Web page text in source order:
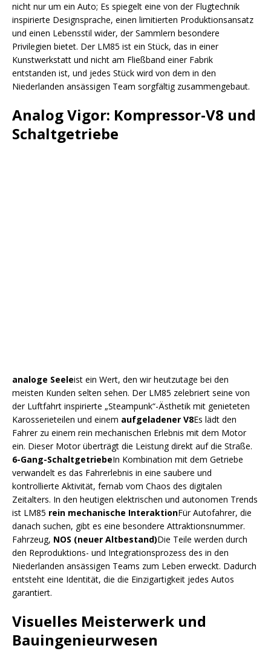
nicht nur um ein Auto; Es spiegelt eine von der Flugtechnik
inspirierte Designsprache, einen limitierten Produktionsansatz
und einen Lebensstil wider, der Sammlern besondere
Privilegien bietet. Der LM85 ist ein Stück, das in einer
Kunstwerkstatt und nicht am Fließband einer Fabrik
entstanden ist, und jedes Stück wird von dem in den
Niederlanden ansässigen Team sorgfältig zusammengebaut.
Analog Vigor: Kompressor-V8 und
Schaltgetriebe
analoge Seeleist ein Wert, den wir heutzutage bei den
meisten Kunden selten sehen. Der LM85 zelebriert seine von
der Luftfahrt inspirierte „Steampunk“-Ästhetik mit genieteten
Karosserieteilen und einem aufgeladener V8Es lädt den
Fahrer zu einem rein mechanischen Erlebnis mit dem Motor
ein. Dieser Motor überträgt die Leistung direkt auf die Straße.
6-Gang-SchaltgetriebeIn Kombination mit dem Getriebe
verwandelt es das Fahrerlebnis in eine saubere und
kontrollierte Aktivität, fernab vom Chaos des digitalen
Zeitalters. In den heutigen elektrischen und autonomen Trends
ist LM85 rein mechanische InteraktionFür Autofahrer, die
danach suchen, gibt es eine besondere Attraktionsnummer.
Fahrzeug, NOS (neuer Altbestand)Die Teile werden durch
den Reproduktions- und Integrationsprozess des in den
Niederlanden ansässigen Teams zum Leben erweckt. Dadurch
entsteht eine Identität, die die Einzigartigkeit jedes Autos
garantiert.
Visuelles Meisterwerk und
Bauingenieurwesen